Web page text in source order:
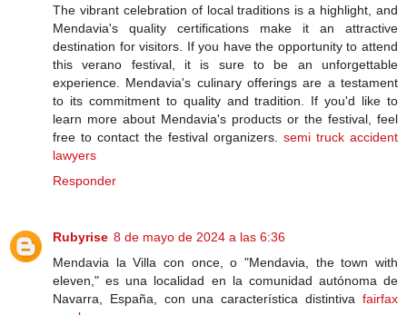
The vibrant celebration of local traditions is a highlight, and
Mendavia's quality certifications make it an attractive
destination for visitors. If you have the opportunity to attend
this verano festival, it is sure to be an unforgettable
experience. Mendavia's culinary offerings are a testament
to its commitment to quality and tradition. If you'd like to
learn more about Mendavia's products or the festival, feel
free to contact the festival organizers. semi truck accident
lawyers
Responder
Rubyrise 8 de mayo de 2024 a las 6:36
Mendavia la Villa con once, o "Mendavia, the town with
eleven," es una localidad en la comunidad autónoma de
Navarra, España, con una característica distintiva fairfax